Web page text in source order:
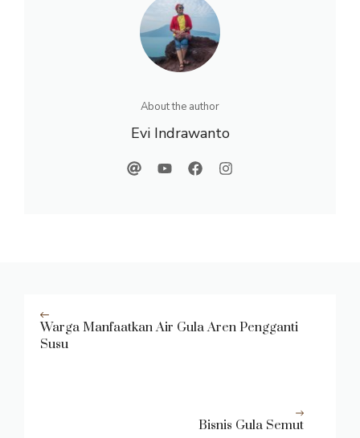
About the author
Evi Indrawanto
Warga Manfaatkan Air Gula Aren Pengganti
Susu
Bisnis Gula Semut